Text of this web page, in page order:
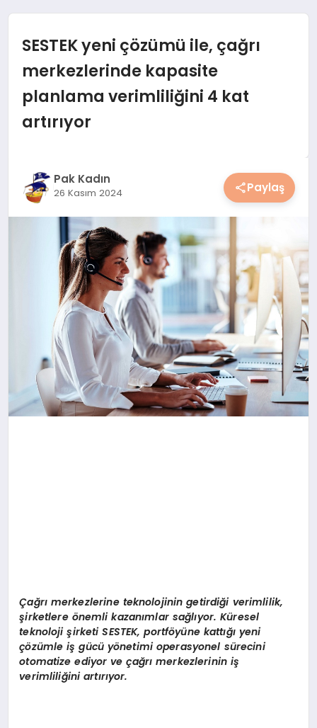
SPOR & FITNESS
YEMEK
KIMDIR?
HESAPLAMALAR
SESTEK yeni çözümü ile, çağrı
merkezlerinde kapasite
planlama verimliliğini 4 kat
artırıyor
Pak Kadın
26 Kasım 2024 Paylaş
Çağrı merkezlerine teknolojinin getirdiği verimlilik,
şirketlere önemli kazanımlar sağlıyor. Küresel
teknoloji şirketi SESTEK, portföyüne kattığı yeni
çözümle iş gücü yönetimi operasyonel sürecini
otomatize ediyor ve çağrı merkezlerinin iş
verimliliğini artırıyor.